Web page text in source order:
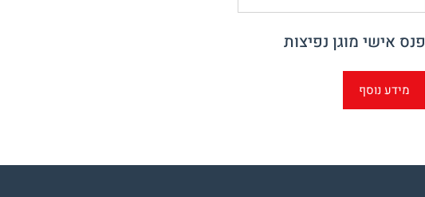
פנס אישי מוגן נפיצות
מידע נוסף